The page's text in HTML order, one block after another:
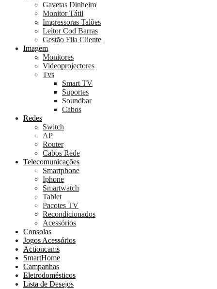
Gavetas Dinheiro
Monitor Tátil
Impressoras Talões
Leitor Cod Barras
Gestão Fila Cliente
Imagem
Monitores
Videoprojectores
Tvs
Smart TV
Suportes
Soundbar
Cabos
Redes
Switch
AP
Router
Cabos Rede
Telecomunicações
Smartphone
Iphone
Smartwatch
Tablet
Pacotes TV
Recondicionados
Acessórios
Consolas
Jogos Acessórios
Actioncams
SmartHome
Campanhas
Eletrodomésticos
Lista de Desejos